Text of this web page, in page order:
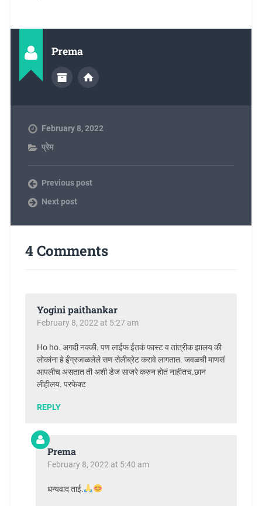
Prema
February 8, 2022
प्रेम
Previous post
Next post
4 Comments
Yogini paithankar
February 8, 2022 at 5:27 am
Ho ho. अगदी नक्की. पण लाईफ ईतकं फास्ट व तांत्रीक झालय की
लोकांना हे ईंग्रजाळलेले सण सेलीब्रेट करावे लागतात. जवळची माणसं
आपलीच असतात ती अशी डेज साजरे करुन‌ होतं नाहीतच.छान
लीहीलय. परफेक्ट
REPLY
Prema
February 8, 2022 at 5:40 am
धन्यवाद ताई.